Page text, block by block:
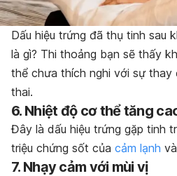
Dấu hiệu trứng đã thụ tinh sau
là gì? Thi thoảng bạn sẽ thấy
thể chưa thích nghi với sự thay
thai.
6. Nhiệt độ cơ thể tăng
Đây là dấu hiệu trứng gặp tinh
triệu chứng sốt của cảm lạnh
7. Nhạy cảm với mùi vị